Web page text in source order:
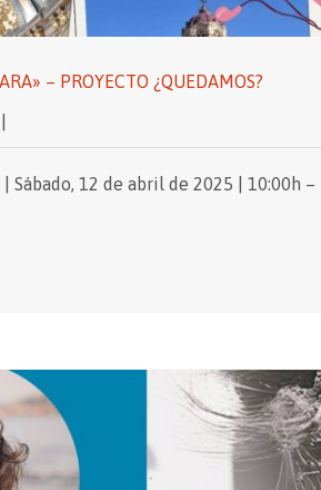
– PROYECTO ¿QUEDAMOS?
Sábado, 12 de abril de 2025 | 10:00h